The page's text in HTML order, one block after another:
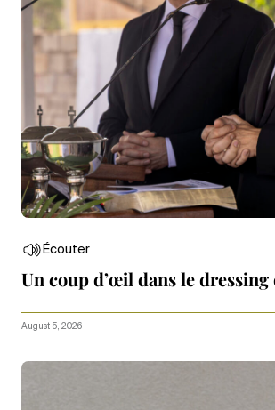
Écouter
Un coup d’œil dans le dressing
August 5, 2026